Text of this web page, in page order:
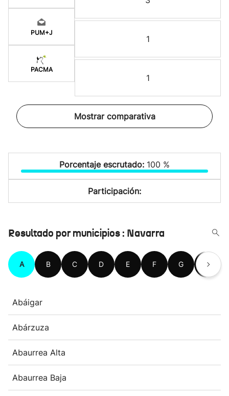
PUM+J
PACMA
1
1
Mostrar comparativa
Porcentaje escrutado: 100 %
Participación:
Resultado por municipios : Navarra
A B C D E F G H
Abáigar
Abárzuza
Abaurrea Alta
Abaurrea Baja